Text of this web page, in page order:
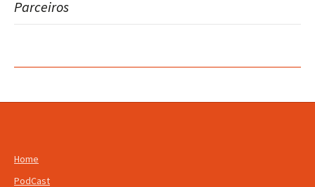
Parceiros
Home
PodCast